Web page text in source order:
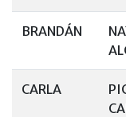
BRANDÁN
CARLA